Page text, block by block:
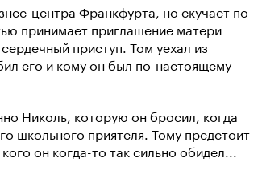
центра Франкфурта, но скучает по
принимает приглашение матери
приступ. Том уехал из
его и кому он был по-настоящему
Николь, которую он бросил, когда
школьного приятеля. Тому предстоит
он когда-то так сильно обидел...